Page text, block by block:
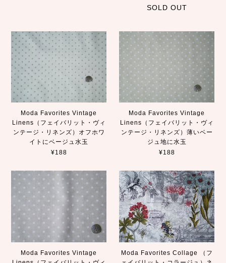
SOLD OUT
Moda Favorites Vintage
Linens（フェイバリット・ヴィ
ンテージ・リネンズ）オフホワ
イトにベージュ水玉
¥188
Moda Favorites Vintage
Linens（フェイバリット・ヴィ
ンテージ・リネンズ）薄いベー
ジュ地に水玉
¥188
Moda Favorites Vintage
Moda Favorites Collage （フ